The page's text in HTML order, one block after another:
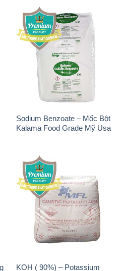
Sodium Benzoate – Mốc Bột
Kalama Food Grade Mỹ Usa
KOH ( 90%) – Potassium
Hydroxide Ấn Độ India